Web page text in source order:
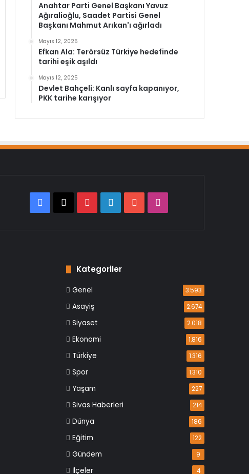
Anahtar Parti Genel Başkanı Yavuz
Ağıralioğlu, Saadet Partisi Genel
Başkanı Mahmut Arıkan'ı ağırladı
Mayıs 12, 2025
Efkan Ala: Terörsüz Türkiye hedefinde
tarihi eşik aşıldı
Mayıs 12, 2025
Devlet Bahçeli: Kanlı sayfa kapanıyor,
PKK tarihe karışıyor
Facebook
X PinterestLinkedInYouTube
Kategoriler
Genel 3.593
Asayiş 2.674
Siyaset 2.018
Ekonomi 1.816
Türkiye 1.316
Spor 1.310
Yaşam 227
Sivas Haberleri 214
Dünya 186
Eğitim 122
Gündem 9
İlçeler 4